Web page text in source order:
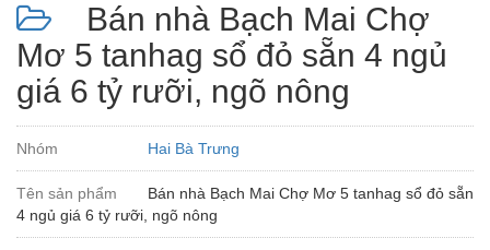
Tin
đất
videos
Tìm
kiếm
Đăng
nhập
Bán nhà Bạch Mai Chợ
Mơ 5 tanhag sổ đỏ sẵn 4 ngủ
giá 6 tỷ rưỡi, ngõ nông
Nhóm Hai Bà Trưng
Tên sản phẩm
Bán nhà Bạch Mai Chợ Mơ 5 tanhag sổ đỏ sẵn
4 ngủ giá 6 tỷ rưỡi, ngõ nông